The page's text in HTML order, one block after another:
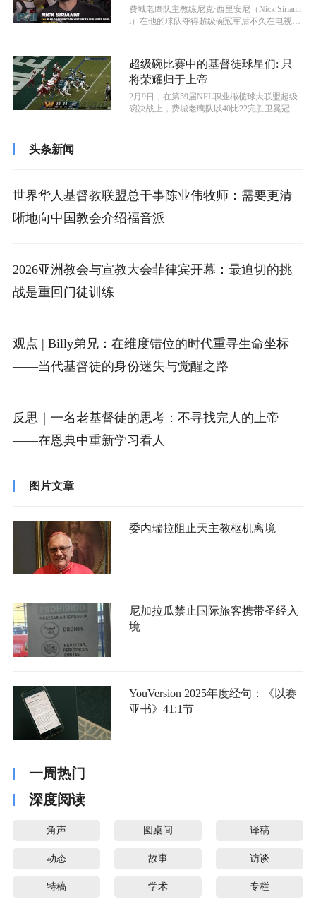
费城老鹰队主教练尼克·西里安尼（Nick Siriann
i）在他的球队夺得超级碗冠军后不久在电视节
超级碗比赛中的基督徒球星们: 只
将荣耀归于上帝
2月9日，在第59届NFL职业橄榄球大联盟超级
碗决战上，费城老鹰队以40比22完胜卫冕冠军
头条新闻
世界华人基督教联盟总干事陈业伟牧师：需要更清
晰地向中国教会介绍福音派
2026亚洲教会与宣教大会菲律宾开幕：最迫切的挑
战是重回门徒训练
观点 | Billy弟兄：在维度错位的时代重寻生命坐标
——当代基督徒的身份迷失与觉醒之路
反思｜一名老基督徒的思考：不寻找完人的上帝
——在恩典中重新学习看人
图片文章
委内瑞拉阻止天主教枢机离境
尼加拉瓜禁止国际旅客携带圣经入
境
YouVersion 2025年度经句：《以赛
亚书》41:1节
一周热门
深度阅读
角声 圆桌间 译稿
动态 故事 访谈
特稿 学术 专栏